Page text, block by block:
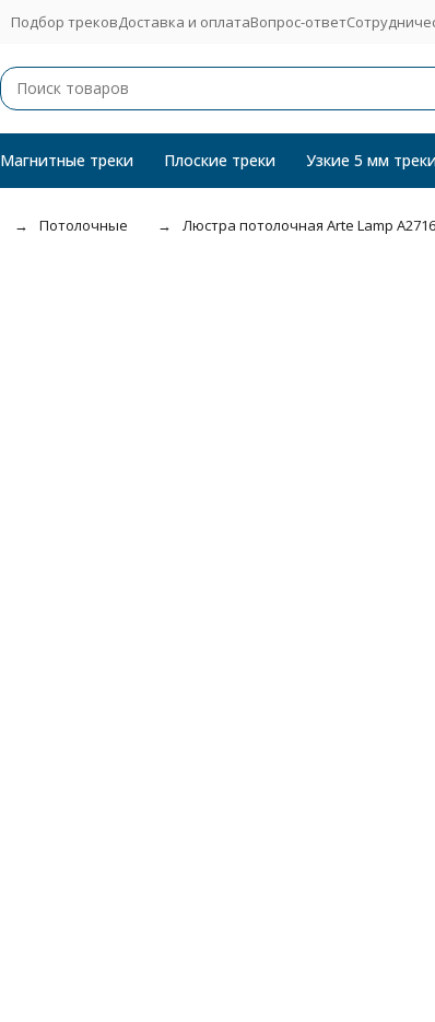
Подбор трековДоставка и оплатаВопрос-ответ
Магнитные треки Плоские треки Узкие 5 мм
Потолочные Люстра потолочная Arte Lamp